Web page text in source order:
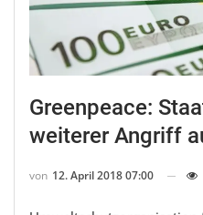
Greenpeace:
weiterer Angriff
von 12. April 2018 07:00